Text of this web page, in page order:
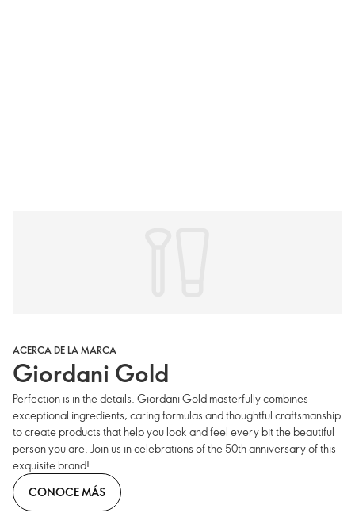
ACERCA DE LA MARCA
Giordani Gold
Perfection is in the details. Giordani Gold masterfully combines
exceptional ingredients, caring formulas and thoughtful craftsmanship
to create products that help you look and feel every bit the beautiful
person you are. Join us in celebrations of the 50th anniversary of this
exquisite brand!
CONOCE MÁS